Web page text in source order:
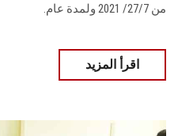
من 27/7/ 2021 ولمدة عام.
اقرأ المزيد